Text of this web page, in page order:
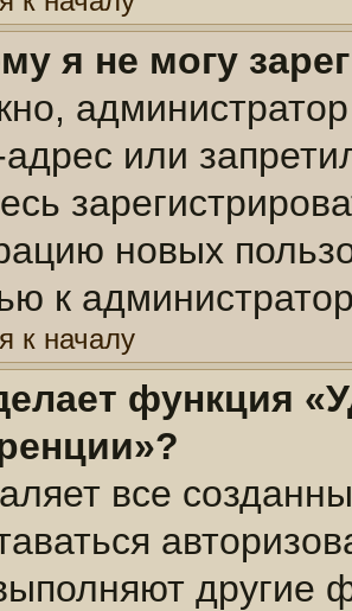
я не могу
или
новых
к
к началу
функция
все
другие